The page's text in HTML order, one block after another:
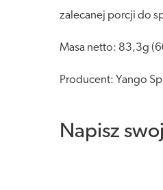
zalecanej porcji do
Masa netto: 83,3g
Producent: Yango
Napisz